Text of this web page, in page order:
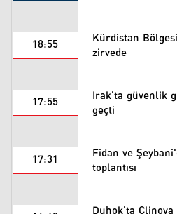
18:55 Kürdistan
zirvede
17:55 Irak'ta güvenlik
geçti
17:31 Fidan ve
toplantısı